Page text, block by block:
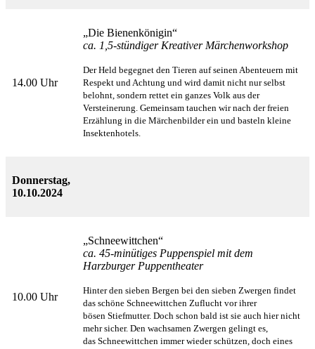
14.00 Uhr
„Die Bienenkönigin“
ca. 1,5-stündiger Kreativer Märchenworkshop
Der Held begegnet den Tieren auf seinen Abenteuern mit
Respekt und Achtung und wird damit nicht nurselbst
belohnt, sondern rettet ein ganzes Volk aus der
Versteinerung. Gemeinsam tauchen wir nach derfreien
Erzählung in die Märchenbilder ein und basteln kleine
Insektenhotels.
Donnerstag,
10.10.2024
10.00 Uhr
„Schneewittchen“
ca. 45-minütiges Puppenspiel mit dem
Harzburger Puppentheater
Hinter den sieben Bergen bei den sieben Zwergen findet
das schöne Schneewittchen Zuflucht vor ihrer
bösen Stiefmutter. Doch schon bald ist sie auch hier nicht
mehr sicher. Den wachsamen Zwergen gelingt es,
das Schneewittchen immer wieder schützen, doch eines